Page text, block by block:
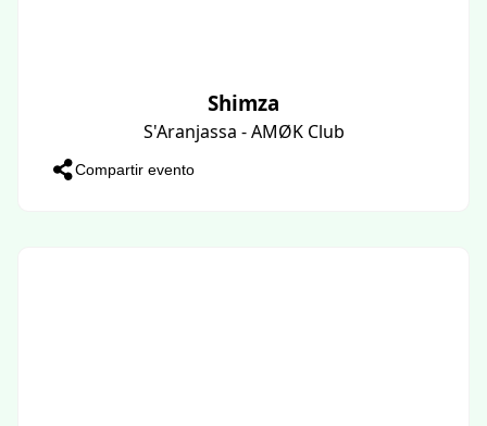
Shimza
S'Aranjassa - AMØK Club
Compartir evento